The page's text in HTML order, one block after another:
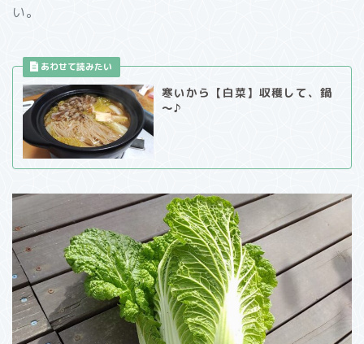
い。
寒いから【白菜】収穫して、鍋
～♪